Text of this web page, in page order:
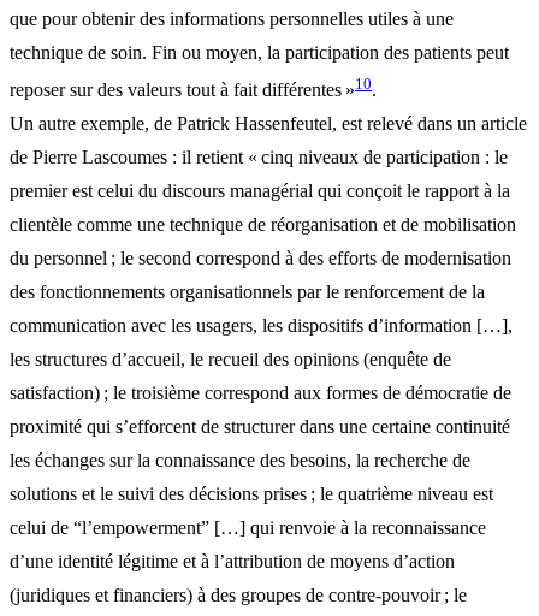
que pour obtenir des informations personnelles utiles à une
technique de soin. Fin ou moyen, la participation des patients peut
reposer sur des valeurs tout à fait différentes »10.
Un autre exemple, de Patrick Hassenfeutel, est relevé dans un article
de Pierre Lascoumes : il retient « cinq niveaux de participation : le
premier est celui du discours managérial qui conçoit le rapport à la
clientèle comme une technique de réorganisation et de mobilisation
du personnel ; le second correspond à des efforts de modernisation
des fonctionnements organisationnels par le renforcement de la
communication avec les usagers, les dispositifs d’information […],
les structures d’accueil, le recueil des opinions (enquête de
satisfaction) ; le troisième correspond aux formes de démocratie de
proximité qui s’efforcent de structurer dans une certaine continuité
les échanges sur la connaissance des besoins, la recherche de
solutions et le suivi des décisions prises ; le quatrième niveau est
celui de “l’empowerment” […] qui renvoie à la reconnaissance
d’une identité légitime et à l’attribution de moyens d’action
(juridiques et financiers) à des groupes de contre-pouvoir ; le